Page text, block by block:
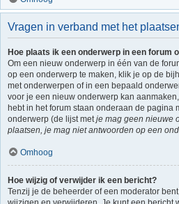
Vragen in verband met het
Hoe plaats ik een onderwerp in een forum
Om een nieuw onderwerp in één van de
op een onderwerp te maken, klik je op de
met onderwerpen of in een bepaald
voor je een nieuw onderwerp kan
hebt in het forum staan onderaan de pagina
onderwerp (de lijst metje mag geen nieuwe
plaatsen, je mag niet antwoorden op een
Omhoog
Hoe wijzig of verwijder ik een bericht?
Tenzij je de beheerder of een moderator